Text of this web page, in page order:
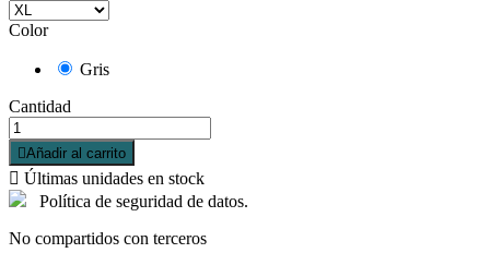
Color
Gris
Cantidad
Añadir al carrito
 Últimas unidades en stock
Política de seguridad de datos.
No compartidos con terceros